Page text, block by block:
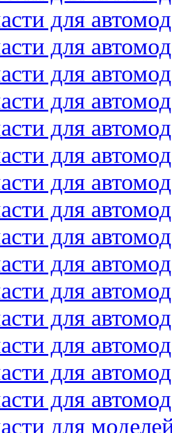
для
для
для
для
для
для
для
для
для
для
для
для
для
для
для
для